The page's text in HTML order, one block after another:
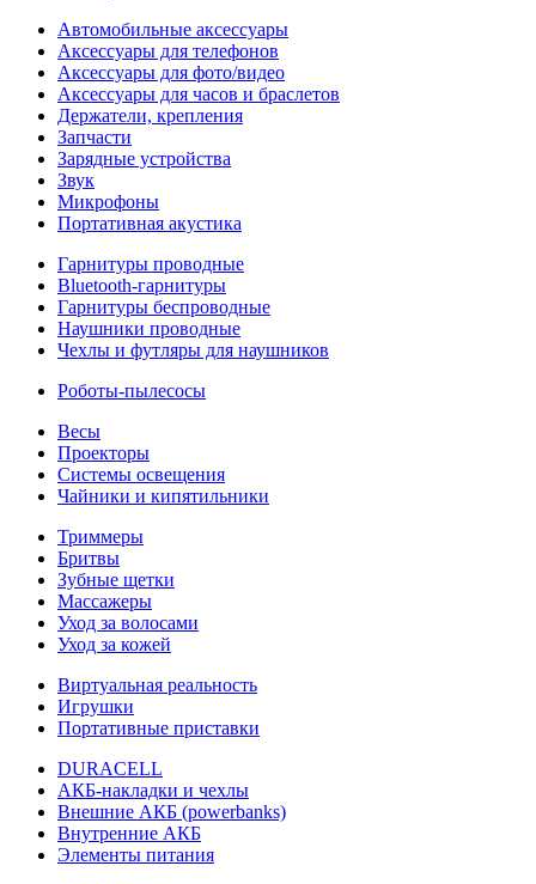
Автомобильные аксессуары
Аксессуары для телефонов
Аксессуары для фото/видео
Аксессуары для часов и браслетов
Держатели, крепления
Запчасти
Зарядные устройства
Звук
Микрофоны
Портативная акустика
Гарнитуры проводные
Bluetooth-гарнитуры
Гарнитуры беспроводные
Наушники проводные
Чехлы и футляры для наушников
Роботы-пылесосы
Весы
Проекторы
Системы освещения
Чайники и кипятильники
Триммеры
Бритвы
Зубные щетки
Массажеры
Уход за волосами
Уход за кожей
Виртуальная реальность
Игрушки
Портативные приставки
DURACELL
АКБ-накладки и чехлы
Внешние АКБ (powerbanks)
Внутренние АКБ
Элементы питания